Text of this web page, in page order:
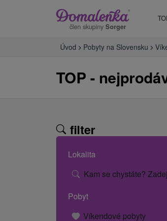
člen skupiny Sorger
Úvod Pobyty na Slovensku
TOP -
filter
Lokalita
Kam se chystáte?
Pobyt
Víkendové pobyty